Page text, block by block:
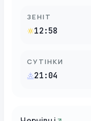
ЗЕНІТ
12:58
СУТІНКИ
21:04